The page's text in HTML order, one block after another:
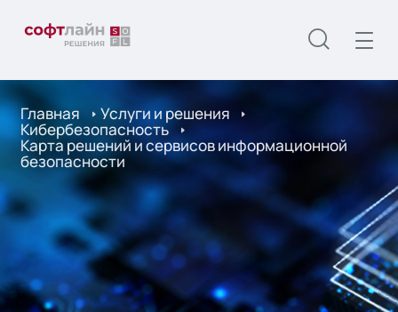
Главная Услуги и решения
Кибербезопасность
Карта решений и сервисов информационной
безопасности